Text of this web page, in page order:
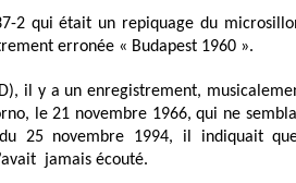
2 qui était un repiquage du
erronée « Budapest 1960 ».
il y a un enregistrement,
le 21 novembre 1966, qui ne
25 novembre 1994, il indiquait
jamais écouté.